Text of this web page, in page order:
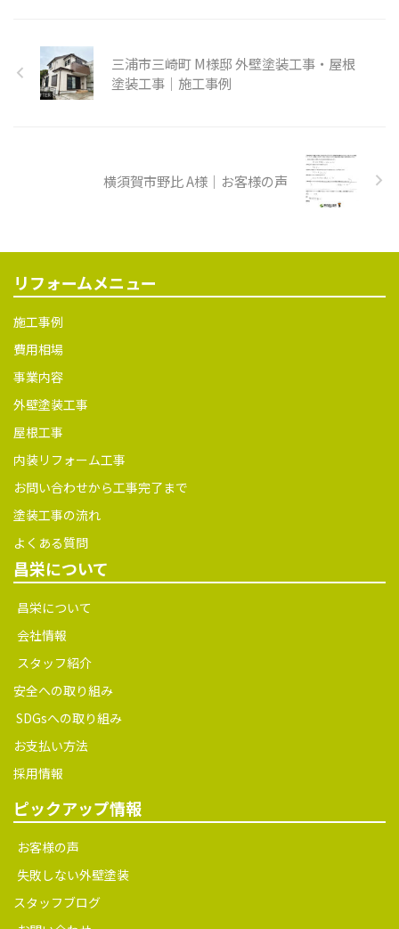
い ...
オリンピックの日本選手のパ
フォーマンスが光りますね！
毎日元気と感動を貰います。
家庭用に出されたこの電卓は
の初任給が約4万円程度だった
ことを考えると、現在の価格で
約6～7万円といっ ...
三浦市三崎町 M様邸 外壁塗装工事・屋根
塗装工事｜施工事例
横須賀市野比 A様｜お客様の声
リフォームメニュー
施工事例
費用相場
事業内容
外壁塗装工事
屋根工事
内装リフォーム工事
お問い合わせから工事完了まで
塗装工事の流れ
よくある質問
昌栄について
昌栄について
会社情報
スタッフ紹介
安全への取り組み
SDGsへの取り組み
お支払い方法
採用情報
ピックアップ情報
お客様の声
失敗しない外壁塗装
スタッフブログ